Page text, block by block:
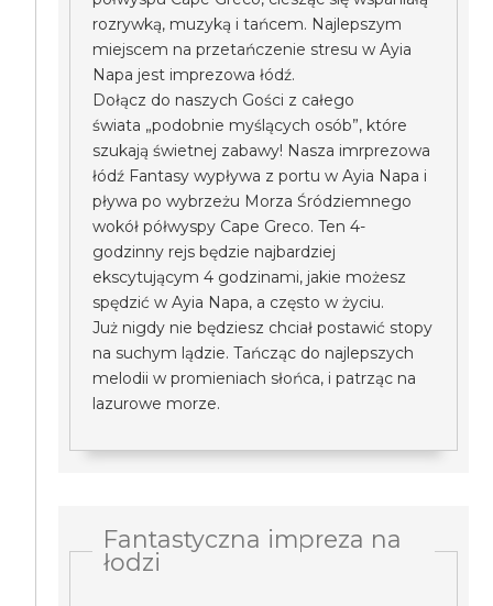
rozrywką, muzyką i tańcem. Najlepszym
miejscem na przetańczenie stresu w Ayia
Napa jest imprezowa łódź.
Dołącz do naszych Gości z całego
świata „podobnie myślących osób”, które
szukają świetnej zabawy! Nasza imrprezowa
łódź Fantasy wypływa z portu w Ayia Napa i
pływa po wybrzeżu Morza Śródziemnego
wokół półwyspy Cape Greco. Ten 4-
godzinny rejs będzie najbardziej
ekscytującym 4 godzinami, jakie możesz
spędzić w Ayia Napa, a często w życiu.
Już nigdy nie będziesz chciał postawić stopy
na suchym lądzie. Tańcząc do najlepszych
melodii w promieniach słońca, i patrząc na
lazurowe morze.
Fantastyczna impreza na
łodzi